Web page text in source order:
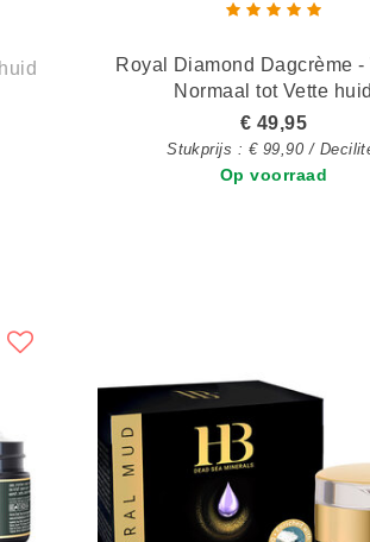
Royal Diamond Dagcrème - Vit. C -
Normaal tot Vette huid
€ 49,95
Stukprijs : € 99,90 /
Op voorraad